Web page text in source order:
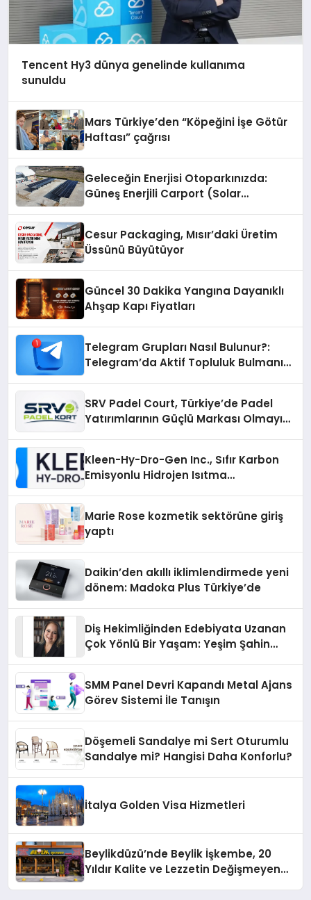
Tencent Hy3 dünya genelinde kullanıma
sunuldu
Mars Türkiye’den “Köpeğini İşe Götür
Haftası” çağrısı
Geleceğin Enerjisi Otoparkınızda:
Güneş Enerjili Carport (Solar
Cesur Packaging, Mısır’daki Üretim
Üssünü Büyütüyor
Güncel 30 Dakika Yangına Dayanıklı
Ahşap Kapı Fiyatları
Telegram Grupları Nasıl Bulunur?:
Telegram’da Aktif Topluluk Bulmanın
SRV Padel Court, Türkiye’de Padel
Yatırımlarının Güçlü Markası Olmayı
Kleen-Hy-Dro-Gen Inc., Sıfır Karbon
Emisyonlu Hidrojen Isıtma
Marie Rose kozmetik sektörüne giriş
yaptı
Daikin’den akıllı iklimlendirmede yeni
dönem: Madoka Plus Türkiye’de
Diş Hekimliğinden Edebiyata Uzanan
Çok Yönlü Bir Yaşam: Yeşim Şahin
SMM Panel Devri Kapandı Metal Ajans
Görev Sistemi İle Tanışın
Döşemeli Sandalye mi Sert Oturumlu
Sandalye mi? Hangisi Daha Konforlu?
İtalya Golden Visa Hizmetleri
Beylikdüzü’nde Beylik İşkembe, 20
Yıldır Kalite ve Lezzetin Değişmeyen